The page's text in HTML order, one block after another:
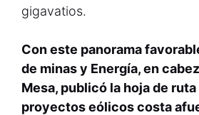
gigavatios.
Con este panorama
de minas y Energía, en
Mesa, publicó la hoja de
proyectos eólicos costa